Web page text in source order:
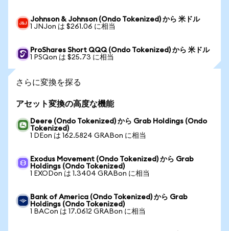
Johnson & Johnson (Ondo Tokenized) から 米ドル
1 JNJon は $261.06 に相当
ProShares Short QQQ (Ondo Tokenized) から 米ドル
1 PSQon は $25.73 に相当
さらに変換を探る
アセット変換の高度な機能
Deere (Ondo Tokenized) から Grab Holdings (Ondo
Tokenized)
1 DEon は 162.5824 GRABon に相当
Exodus Movement (Ondo Tokenized) から Grab
Holdings (Ondo Tokenized)
1 EXODon は 1.3404 GRABon に相当
Bank of America (Ondo Tokenized) から Grab
Holdings (Ondo Tokenized)
1 BACon は 17.0612 GRABon に相当